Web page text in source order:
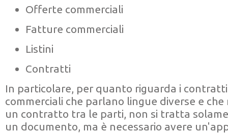
Offerte commerciali
Fatture commerciali
Listini
Contratti
In particolare, per quanto riguarda i
commerciali che parlano lingue diverse e
un contratto tra le parti, non si tratta
un documento, ma è necessario avere